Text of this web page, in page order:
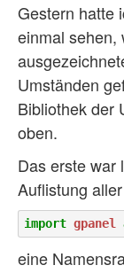
Gestern hatte
einmal sehen,
Umständen
Bibliothek der
oben.
Das erste war
Auflistung
import gpanel
eine